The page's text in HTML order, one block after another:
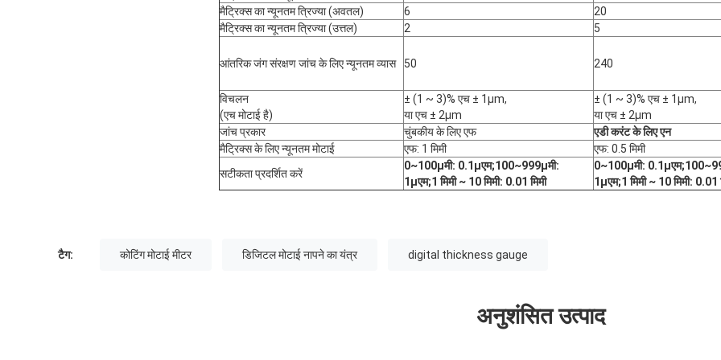
मैट्रिक्स का न्यूनतम त्रिज्या (अवतल)
6
20
मैट्रिक्स का न्यूनतम त्रिज्या (उत्तल)
2 5
आंतरिक जंग संरक्षण जांच के लिए न्यूनतम व्यास 50 240
विचलन
(एच मोटाई है)
± (1 ~ 3)% एच ± 1μm,
या एच ± 2μm
± (1 ~ 3)% एच ± 1μm,
या एच ± 2μm
जांच प्रकार
चुंबकीय के लिए एफ
एडी करंट के लिए एन
मैट्रिक्स के लिए न्यूनतम मोटाई
एफ: 1 मिमी
एफ: 0.5 मिमी
सटीकता प्रदर्शित करें
0~100μमी: 0.1 μएम;100~999μमी:
1 μएम;1 मिमी ~ 10 मिमी: 0.01 मिमी
0~100μमी: 0.1 μ
1 μएम;1 मिमी ~ 10 मिमी: 0.01
टैग: कोटिंग मोटाई मीटर डिजिटल मोटाई नापने का यंत्र digital thickness gauge
अनुशंसित उत्पाद